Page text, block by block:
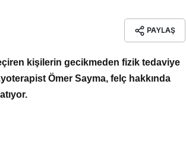
PAYLAŞ
kişilerin gecikmeden fizik tedaviye
Ömer Sayma, felç hakkında